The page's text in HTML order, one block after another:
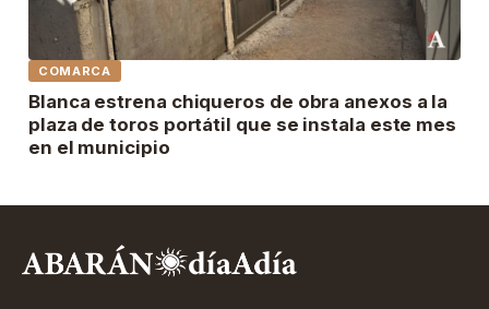
COMARCA
Blanca estrena chiqueros de obra anexos a la
plaza de toros portátil que se instala este mes
en el municipio